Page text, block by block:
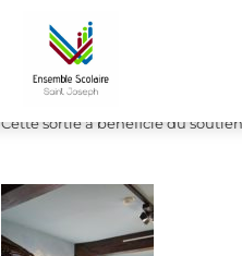
Sortie à
Dans le cadre du programme
Cette sortie a bénéficié du